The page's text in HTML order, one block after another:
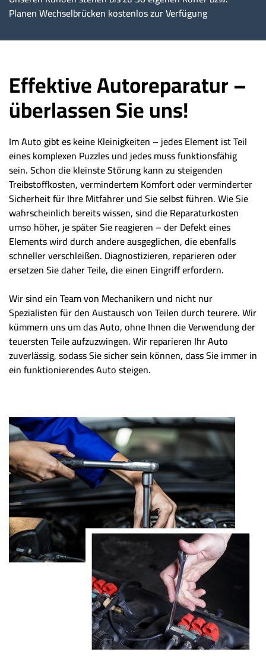
Planen Wechselbrücken kostenlos zur Verfügung
Effektive Autoreparatur –
überlassen Sie uns!
Im Auto gibt es keine Kleinigkeiten – jedes Element ist Teil
eines komplexen Puzzles und jedes muss funktionsfähig
sein. Schon die kleinste Störung kann zu steigenden
Treibstoffkosten, vermindertem Komfort oder verminderter
Sicherheit für Ihre Mitfahrer und Sie selbst führen. Wie Sie
wahrscheinlich bereits wissen, sind die Reparaturkosten
umso höher, je später Sie reagieren – der Defekt eines
Elements wird durch andere ausgeglichen, die ebenfalls
schneller verschleißen. Diagnostizieren, reparieren oder
ersetzen Sie daher Teile, die einen Eingriff erfordern.
Wir sind ein Team von Mechanikern und nicht nur
Spezialisten für den Austausch von Teilen durch teurere. Wir
kümmern uns um das Auto, ohne Ihnen die Verwendung der
teuersten Teile aufzuzwingen. Wir reparieren Ihr Auto
zuverlässig, sodass Sie sicher sein können, dass Sie immer in
ein funktionierendes Auto steigen.